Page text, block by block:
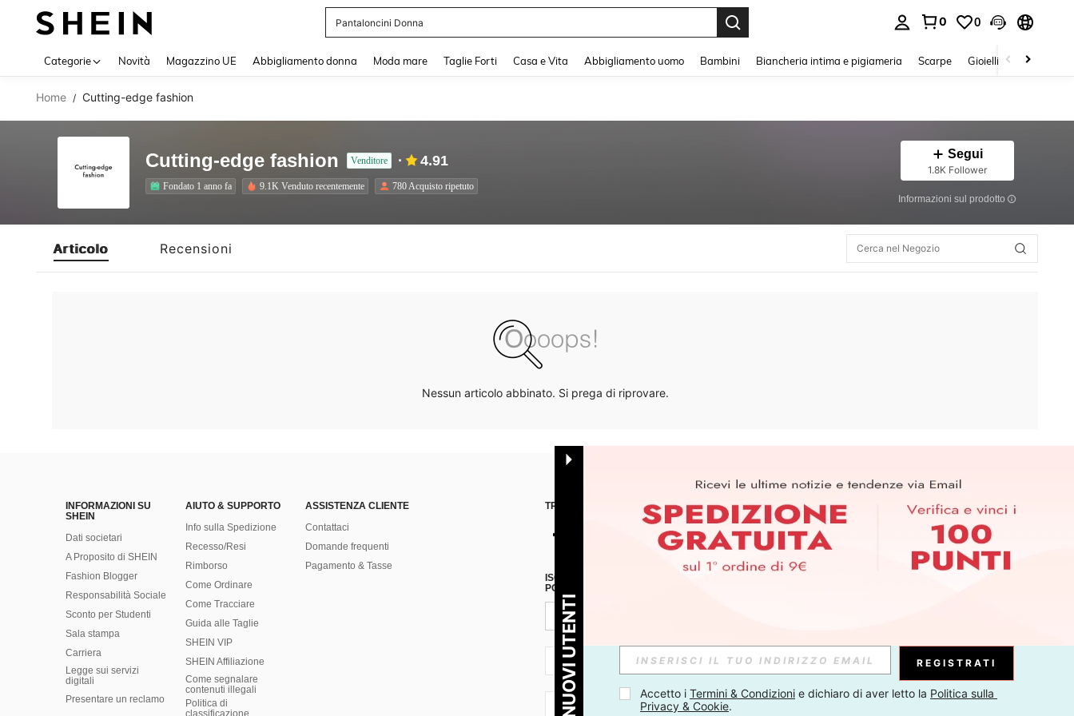
Pantaloncini Donna
0 0
Categorie Novità Magazzino UE Abbigliamento donna Moda mare Taglie Forti Casa e Vita Abbigliamento uomo Bambini Biancheria intima e pigiameria Scarpe Gioielli E Accessori
Home / Cutting-edge fashion
Cutting-edge fashion Venditore 4.91
Fondato 1 anno fa 9.1K Venduto recentemente 780 Acquisto ripetuto
Segui
1.8K Follower
Informazioni sul prodotto
Articolo Recensioni
Nessun articolo abbinato. Si prega di riprovare.
INFORMAZIONI SU
SHEIN
Dati societari
A Proposito di SHEIN
Fashion Blogger
Responsabilità Sociale
Sconto per Studenti
Sala stampa
Carriera
Legge sui servizi
digitali
Presentare un reclamo
AIUTO & SUPPORTO
Info sulla Spedizione
Recesso/Resi
Rimborso
Come Ordinare
Come Tracciare
Guida alle Taglie
SHEIN VIP
SHEIN Affiliazione
Come segnalare
contenuti illegali
Politica di
classificazione
ASSISTENZA CLIENTE
Contattaci
Domande frequenti
Pagamento & Tasse
TROVACI SU APP
ISCRIVITI ALLA NOSTRA NEWSLETTER PER SCOPRIRE LE ULTIME TENDENZE IN ANTEPRIMA! (È
POSSIBILE ANNULLARE LA SOTTOSCRIZIONE IN QUALSIASI MOMENTO).
IT + 39 Abbonati
IT + 39
PER I NUOVI UTENTI REGISTRATI
Accetto i Termini & Condizioni e dichiaro di aver letto la Politica sulla
Privacy & Cookie.